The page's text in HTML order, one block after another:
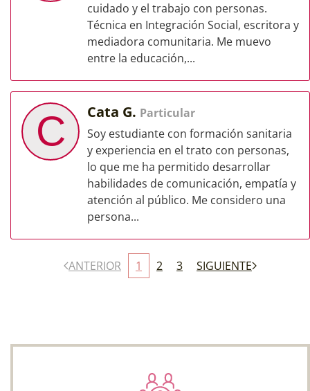
cuidado y el trabajo con personas.
Técnica en Integración Social, escritora y
mediadora comunitaria. Me muevo
entre la educación,...
C Cata G. Particular
Soy estudiante con formación sanitaria
y experiencia en el trato con personas,
lo que me ha permitido desarrollar
habilidades de comunicación, empatía y
atención al público. Me considero una
persona...
ANTERIOR 1 2 3 SIGUIENTE